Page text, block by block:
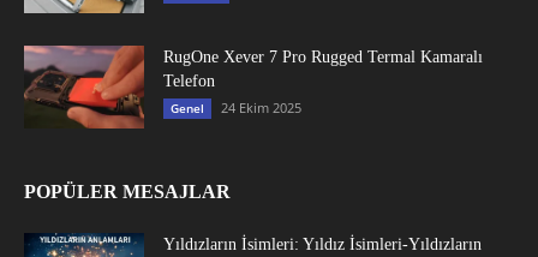
RugOne Xever 7 Pro Rugged Termal Kamaralı
Telefon
Genel 24 Ekim 2025
POPÜLER MESAJLAR
Yıldızların İsimleri: Yıldız İsimleri-Yıldızların